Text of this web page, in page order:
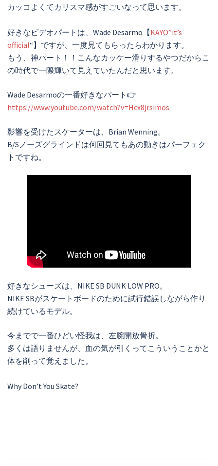
カッコよくてカリスマ感がすごいなって思います。
好きなビデオパートは、Wade Desarmo【KAYO”it’s
official“】ですが、一度見てもらったらわかります。
もう、神パート！！こんなカッケー滑りするやつだからこ
の時代で一際輝いて見えていたんだと思います。
Wade Desarmoの一番好きなパート👉
https://www.youtube.com/watch?v=Hcx8jrsimos
影響を受けたスケーターは、Brian Wenning。
B/Sノーズグラインドは何回見てもあの動きはパーフェク
トですね。
好きなシューズは、NIKE SB DUNK LOW PRO。
NIKE SBがスケートボードのために試行錯誤しながら作り
続けているモデル。
今までで一番ひどい怪我は、左腕開放骨折。
多くは語りませんが、血の気が引くってこういうことかと
体を削って覚えました。
Why Don’t You Skate?